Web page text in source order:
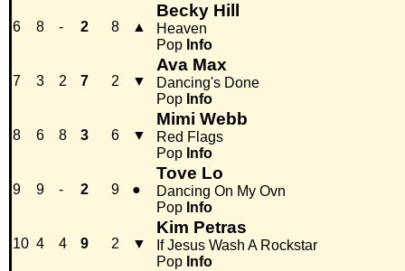
6 8 - 2 8 ▲
Becky Hill
Heaven
Pop Info
7 3 2 7 2 ▼
Ava Max
Dancing's Done
Pop Info
8 6 8 3 6 ▼
Mimi Webb
Red Flags
Pop Info
9 9 - 2 9 ●
Tove Lo
Dancing On My Ovn
Pop Info
10 4 4 9 2 ▼
Kim Petras
If Jesus Wash A Rockstar
Pop Info